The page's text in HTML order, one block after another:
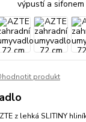
produkt
z lehká SLITINY